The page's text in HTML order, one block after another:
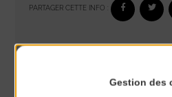
PARTAGER CETTE INFO :
Gestion des